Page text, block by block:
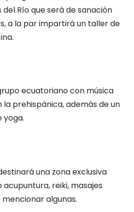
Río que será de sanación
a la par impartirá un taller de
ecuatoriano con música
la prehispánica, además de un
yoga.
una zona exclusiva
reiki, masajes
algunas.